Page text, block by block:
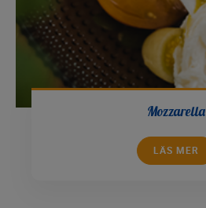
Mozzarella
LÄS MER